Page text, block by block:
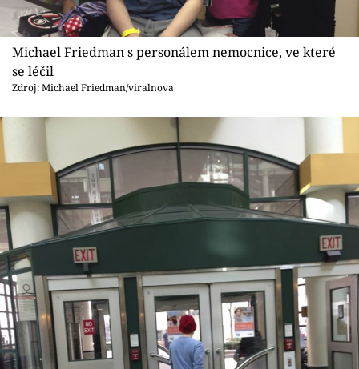
Michael Friedman s personálem nemocnice, ve které
se léčil
Zdroj: Michael Friedman/viralnova